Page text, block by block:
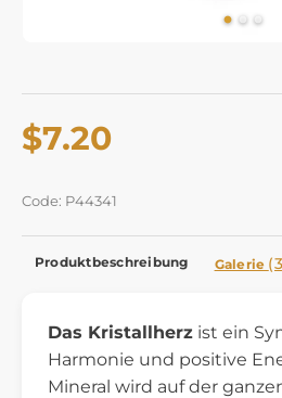
$7.20
Code: P44341
Produktbeschreibung Galerie
Das Kristallherz ist ein
Harmonie und positive
Mineral wird auf der